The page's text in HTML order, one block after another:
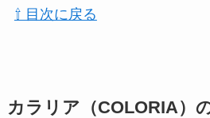
⇧ 目次に戻る
カラリア（COLORIA）